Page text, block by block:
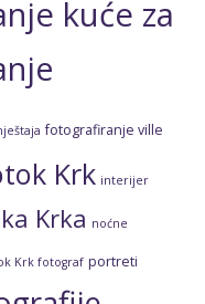
kuće za
fotografiranje ville
Krk interijer
Krka noćne
Krk fotograf portreti